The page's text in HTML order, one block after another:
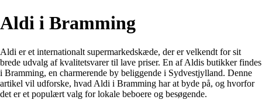
Aldi i Bramming
Aldi er et internationalt supermarkedskæde, der er velkendt for sit
brede udvalg af kvalitetsvarer til lave priser. En af Aldis butikker findes
i Bramming, en charmerende by beliggende i Sydvestjylland. Denne
artikel vil udforske, hvad Aldi i Bramming har at byde på, og hvorfor
det er et populært valg for lokale beboere og besøgende.